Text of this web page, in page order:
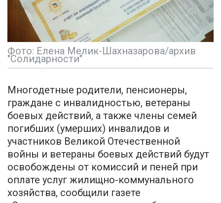
Фото: Елена Мелик-Шахназарова/архив
"Солидарности"
Многодетные родители, пенсионеры,
граждане с инвалидностью, ветераны
боевых действий, а также члены семей
погибших (умерших) инвалидов и
участников Великой Отечественной
войны и ветераны боевых действий будут
освобождены от комиссий и пеней при
оплате услуг жилищно-коммунального
хозяйства, сообщили газете